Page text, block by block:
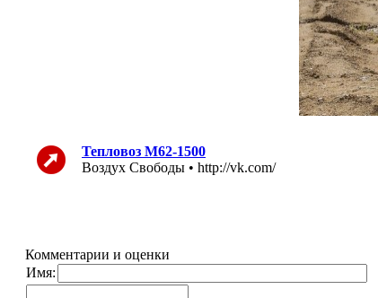
Тепловоз М62-1500
Воздух Свободы • http://vk.com/
Комментарии и оценки
Имя: